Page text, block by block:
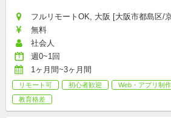
フルリモートOK, 大阪 [大阪市都島区/
無料
社会人
週0~1回
1ヶ月間~3ヶ月間
リモート可 初心者歓迎 Web・アプリ制作
教育格差